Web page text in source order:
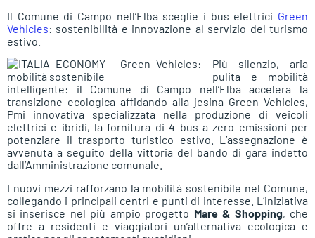
Il Comune di Campo nell’Elba sceglie i bus elettrici Green
Vehicles: sostenibilità e innovazione al servizio del turismo
estivo.
Più silenzio, aria
pulita e mobilità
intelligente: il Comune di Campo nell’Elba accelera la
transizione ecologica affidando alla jesina Green Vehicles,
Pmi innovativa specializzata nella produzione di veicoli
elettrici e ibridi, la fornitura di 4 bus a zero emissioni per
potenziare il trasporto turistico estivo. L’assegnazione è
avvenuta a seguito della vittoria del bando di gara indetto
dall’Amministrazione comunale.
I nuovi mezzi rafforzano la mobilità sostenibile nel Comune,
collegando i principali centri e punti di interesse. L’iniziativa
si inserisce nel più ampio progetto Mare & Shopping, che
offre a residenti e viaggiatori un’alternativa ecologica e